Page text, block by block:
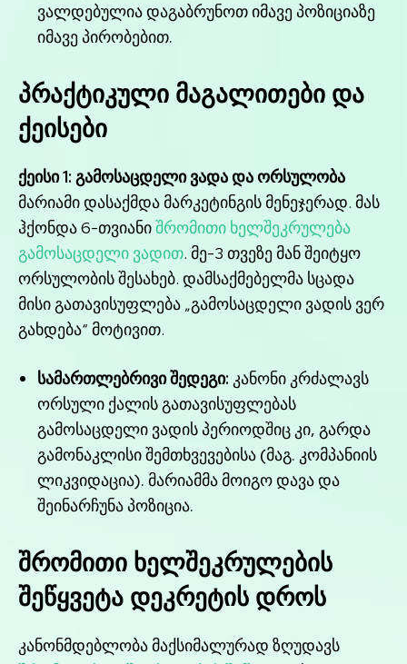
ვალდებულია დაგაბრუნოთ იმავე პოზიციაზე
იმავე პირობებით.
პრაქტიკული მაგალითები და
ქეისები
ქეისი 1: გამოსაცდელი ვადა და ორსულობა
მარიამი დასაქმდა მარკეტინგის მენეჯერად. მას
ჰქონდა 6-თვიანიშრომითი ხელშეკრულება
გამოსაცდელი ვადით. მე-3 თვეზე მან შეიტყო
ორსულობის შესახებ. დამსაქმებელმა სცადა
მისი გათავისუფლება „გამოსაცდელი ვადის ვერ
გახდება“ მოტივით.
სამართლებრივი შედეგი: კანონი კრძალავს
ორსული ქალის გათავისუფლებას
გამოსაცდელი ვადის პერიოდშიც კი, გარდა
გამონაკლისი შემთხვევებისა (მაგ. კომპანიის
ლიკვიდაცია). მარიამმა მოიგო დავა და
შეინარჩუნა პოზიცია.
შრომითი ხელშეკრულების
შეწყვეტა დეკრეტის დროს
კანონმდებლობა მაქსიმალურად ზღუდავს